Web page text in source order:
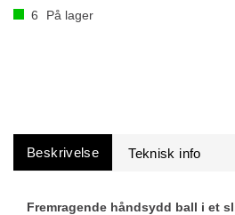
6 På lager
Beskrivelse
Fremragende håndsydd ball i et